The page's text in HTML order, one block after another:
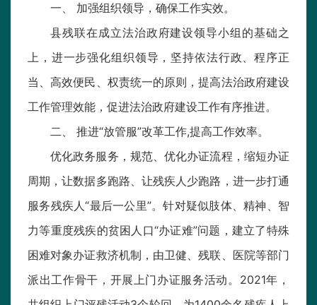
一、 加强组织领导，确保工作实效。
县残联在成立法治政府建设领导小组的基础之
上，进一步强化组织领导，坚持依法行政、程序正
当、高效便民、权责统一的原则，提高法治政府建设
工作管理效能，促进法治政府建设工作有序推进。
二、 推进“放管服”改革工作,提高工作效率。
优化政务服务，规范、优化办证流程，缩短办证
周期，让数据多跑路、让残疾人少跑路，进一步打通
服务残疾人“最后一公里”。针对疑似肢体、精神、智
力等重度残疾的贫困人口“办证难”问题，建立了特殊
困难对象办证救济机制，由卫健、残联、医院等部门
派出工作骨干，开展上门办证服务活动。2021年，